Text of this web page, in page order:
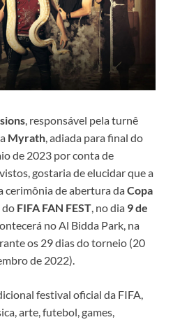
, responsável pela turnê
Myrath, adiada para final do
de 2023 por conta de
gostaria de elucidar que a
cerimônia de abertura daCopa
do FIFA FAN FEST, no dia 9 de
no Al Bidda Park, na
os 29 dias do torneio (20
de 2022).
festival oficial da FIFA,
arte, futebol, games,